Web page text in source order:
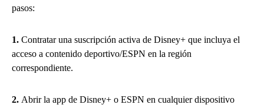
pasos:
1. Contratar una suscripción activa de Disney+ que incluya el
acceso a contenido deportivo/ESPN en la región
correspondiente.
2. Abrir la app de Disney+ o ESPN en cualquier dispositivo